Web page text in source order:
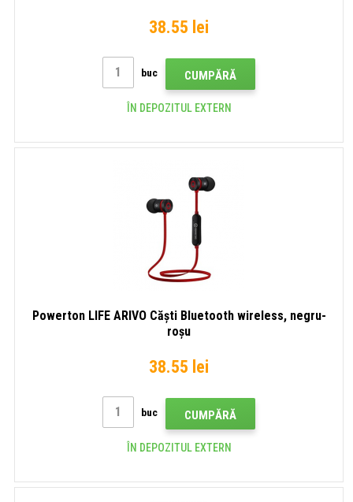
38.55 lei
buc CUMPĂRĂ
ÎN DEPOZITUL EXTERN
Powerton LIFE ARIVO Căști Bluetooth wireless, negru-
roșu
38.55 lei
buc CUMPĂRĂ
ÎN DEPOZITUL EXTERN